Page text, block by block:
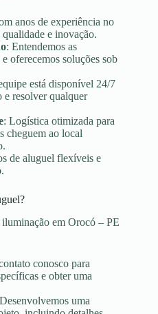
anos de experiência no
e inovação.
: Entendemos as
oferecemos soluções sob
está disponível 24/7
e resolver qualquer
: Logística otimizada para
cheguem ao local
de aluguel flexíveis e
em Orocó – PE
conosco para
e obter uma
uma